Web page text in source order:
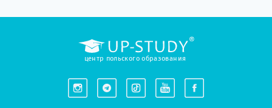
центр польского образования